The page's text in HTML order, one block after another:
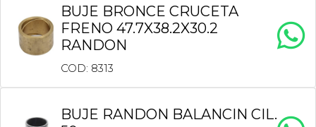
BUJE BRONCE CRUCETA
FRENO 47.7X38.2X30.2
RANDON
COD: 8313
BUJE RANDON BALANCIN CIL.